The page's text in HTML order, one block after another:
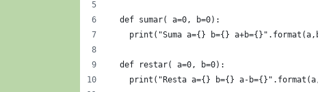
  def sumar( a=0, b=0):
print("Suma a={} b={}
  def restar( a=0, b=0):
print("Resta a={} b={} a-